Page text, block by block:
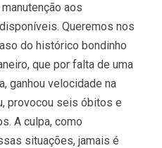
aos
Queremos nos
do histórico bondinho
que por falta de uma
ganhou velocidade na
provocou seis óbitos e
A culpa, como
situações, jamais é